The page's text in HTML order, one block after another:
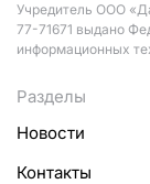
Учредитель ООО
77-71671 выдано
информационных
Разделы
Новости
Контакты